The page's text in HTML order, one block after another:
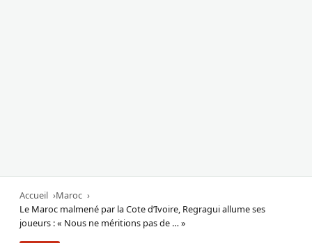
Accueil
Maroc
Le Maroc malmené par la Cote d’Ivoire, Regragui allume ses
joueurs : « Nous ne méritions pas de … »